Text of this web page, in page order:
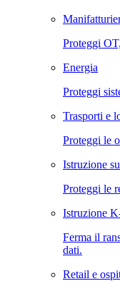
Proteggi
Energia
Proteggi
Trasporti e
Proteggi le
Istruzione
Proteggi le
Istruzione
Ferma il
dati.
Retail e